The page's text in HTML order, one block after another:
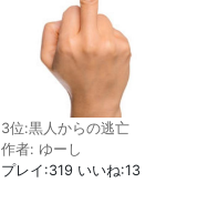
3位:黒人からの逃亡
作者: ゆーし
プレイ:319 いいね:13